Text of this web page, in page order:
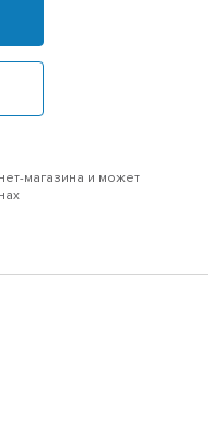
магазина и может